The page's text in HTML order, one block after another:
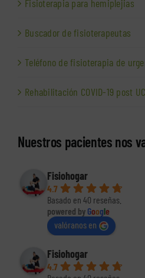
Fisioterapia para hemiplejias
Buscador de fisioterapeutas
Teléfono de fisioterapia de
Rehabilitación COVID-19 post
Nuestros pacientes nos
Fisiohogar
4.7
Basado en 40 reseñas.
powered by Google
valóranos en
Fisiohogar
4.7